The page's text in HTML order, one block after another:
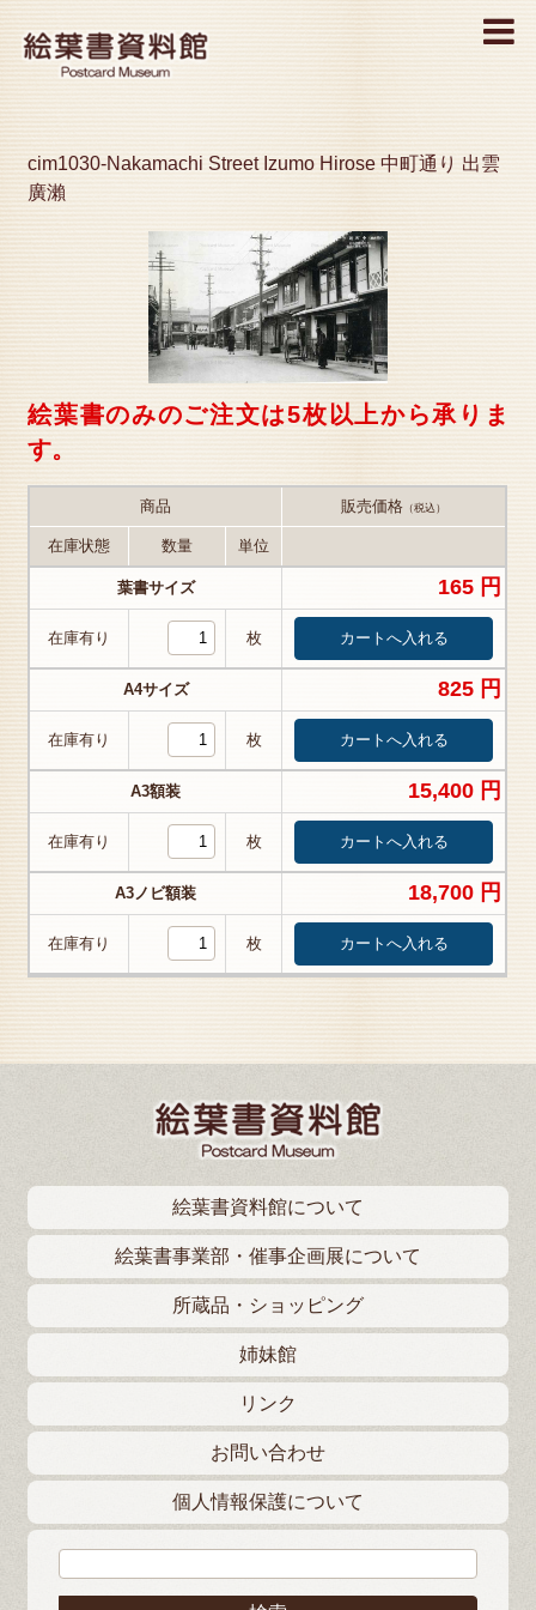
MENU
cim1030-Nakamachi Street Izumo Hirose 中町通り 出雲
廣瀨
絵葉書のみのご注文は5枚以上から承りま
す。
商品 販売価格 （税込）
在庫状態 数量 単位
葉書サイズ 165 円
在庫有り 枚
A4サイズ 825 円
在庫有り 枚
A3額装 15,400 円
在庫有り 枚
A3ノビ額装 18,700 円
在庫有り 枚
絵葉書資料館について
絵葉書事業部・催事企画展について
所蔵品・ショッピング
姉妹館
リンク
お問い合わせ
個人情報保護について